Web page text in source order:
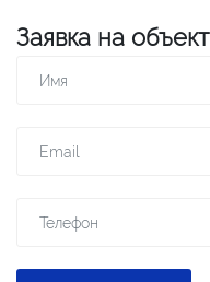
Заявка на объект